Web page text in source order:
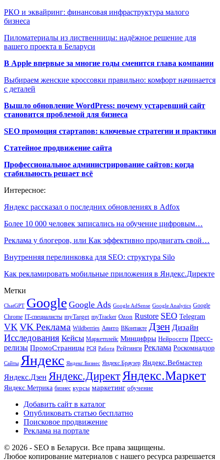
РКО и эквайринг: финансовая инфраструктура малого
бизнеса
Пиломатериалы из лиственницы: надёжное решение для
вашего проекта в Беларуси
В Apple впервые за многие годы сменится глава компании
Выбираем женские кроссовки правильно: комфорт начинается
с деталей
Вышло обновление WordPress: почему устаревший сайт
становится проблемой для бизнеса
SEO промоция стартапов: ключевые стратегии и практики
Статейное продвижение сайта
Профессиональное администрирование сайтов: когда
стабильность решает всё
Интересное:
Яндекс рассказал о последних обновлениях в Adfox
Более 10 000 человек записались на обучение цифровым…
Реклама у блогеров, или Как эффективно продвигать свой…
Внутренняя перелинковка для SEO: структура Silo
Как рекламировать мобильные приложения в Яндекс.Директе
Метки
ChatGPT Google Google Ads Google AdSense Google Analytics Google
Chrome IT-специалисты myTarget myTracker Ozon Rustore SEO Telegram
VK VK Реклама Wildberries Авито ВКонтакте Дзен Дизайн
Исследования Кейсы Маркетплейс Минцифры Нейросети Пресс-
релизы ПромоСтраницы РСЯ Работа Рейтинги Реклама Роскомнадзор
Сайты Яндекс Яндекс.Бизнес Яндекс.Браузер Яндекс.Вебмастер
Яндекс.Дзен Яндекс.ДиректЯндекс.Маркет
Яндекс.Метрика бизнес курсы маркетинг обучение
Добавить сайт в каталог
Опубликовать статью бесплатно
Поисковое продвижение
Реклама на портале
© 2026 - SEO в Беларуси. Все права защищены.
Любое копирование материалов с нашего ресурса разрешается